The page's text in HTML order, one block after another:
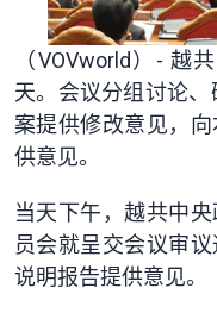
（VOVworld）- 越
天。会议分组讨论
案提供修改意见，
供意见。
当天下午，越共中
员会就呈交会议审
说明报告提供意见。